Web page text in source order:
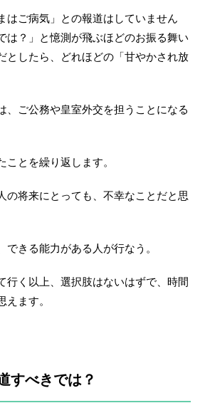
はご病気」との報道はしていません
は？」と憶測が飛ぶほどのお振る舞い
としたら、どれほどの「甘やかされ放
、ご公務や皇室外交を担うことになる
とを繰り返します。
の将来にとっても、不幸なことだと思
できる能力がある人が行なう。
行く以上、選択肢はないはずで、時間
えます。
すべきでは？